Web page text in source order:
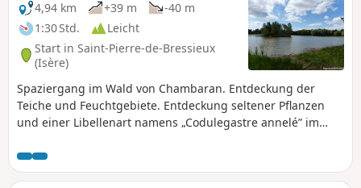
4,94 km
+39 m
-40 m
1:30 Std.
Leicht
Start in Saint-Pierre-de-Bressieux
(Isère)
Spaziergang im Wald von Chambaran. Entdeckung der
Teiche und Feuchtgebiete. Entdeckung seltener Pflanzen
und einer Libellenart namens „Codulegastre annelé” im